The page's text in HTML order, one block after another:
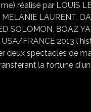
réalisé par LOUIS
LAURENT,
SOLOMON, BOAZ
FRANCE 2013
deux spectacles de
la fortune